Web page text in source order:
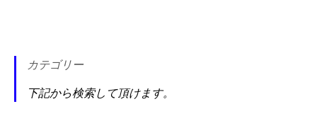
カテゴリー
下記から検索して頂けます。